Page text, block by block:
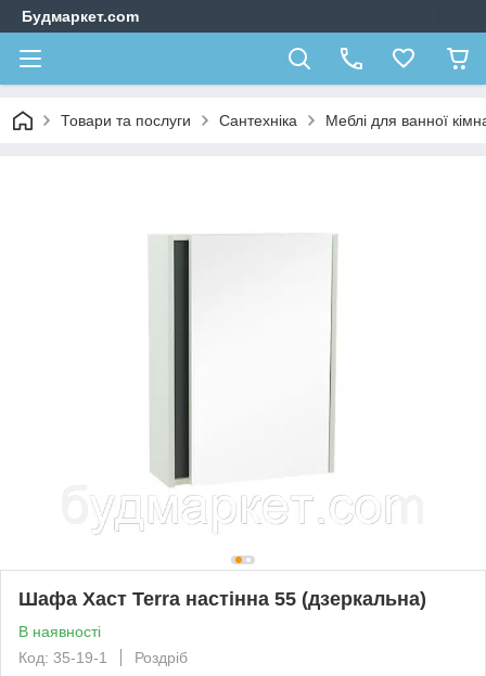
Будмаркет.com
Товари та послуги Сантехніка Меблі для ванної
Шафа Хаст Terra настінна 55 (дзеркальна)
В наявності
Код: 35-19-1
Роздріб